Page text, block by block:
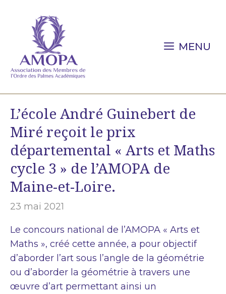
contenu
MENU
L’école André Guinebert de
Miré reçoit le prix
départemental « Arts et Maths
cycle 3 » de l’AMOPA de
Maine-et-Loire.
23 mai 2021
Le concours national de l’AMOPA « Arts et
Maths », créé cette année, a pour objectif
d’aborder l’art sous l’angle de la géométrie
ou d’aborder la géométrie à travers une
œuvre d’art permettant ainsi un